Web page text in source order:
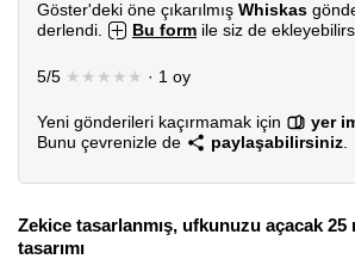
Göster'deki öne çıkarılmış Whiskas
derlendi.
Bu form ile siz de
5/5 ★★★★★ · 1 oy
Yeni gönderileri kaçırmamak için yer
Bunu çevrenizle de
paylaşabilirsiniz
Zekice tasarlanmış, ufkunuzu açacak
tasarımı